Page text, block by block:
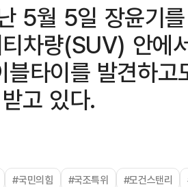
5월 5일 장윤기
차량(SUV) 안에
블타이를 발견하
고 있다.
#국민의힘 #국조특위 #모건스탠리